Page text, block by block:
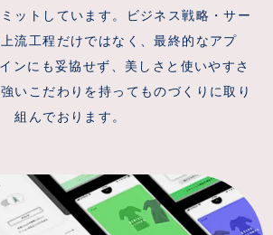
ットしています。ビジネス戦略・サー
流工程だけではなく、最終的なアプ
ンにも妥協せず、美しさと使いやすさ
いこだわりを持ってものづくりに取り
組んでおります。